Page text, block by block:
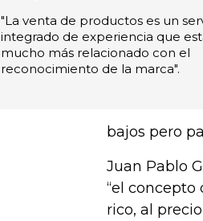
"La venta de productos es un
integrado de experiencia que
mucho más relacionado con el
reconocimiento de la marca".
bajos pero
Juan Pablo
“el
rico, al